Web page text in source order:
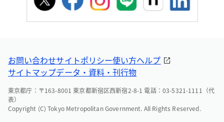
お問い合わせサイトポリシー使い方ヘルプ
サイトマップデータ・資料・刊行物
東京都庁：〒163-8001 東京都新宿区西新宿2-8-1 電話：03-5321-1111（代
表）
Copyright (C) Tokyo Metropolitan Government. All Rights Reserved.